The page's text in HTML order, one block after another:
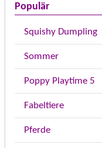
Populär
Squishy Dumpling
Sommer
Poppy Playtime 5
Fabeltiere
Pferde